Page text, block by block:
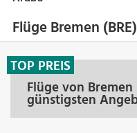
Flüge Bremen
Flüge von
günstigsten
TOP PREIS